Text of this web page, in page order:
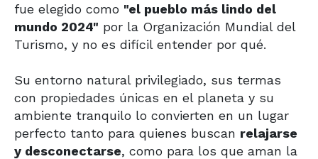
fue elegido como "el pueblo más lindo del
mundo 2024" por la Organización Mundial del
Turismo, y no es difícil entender por qué.
Su entorno natural privilegiado, sus termas
con propiedades únicas en el planeta y su
ambiente tranquilo lo convierten en un lugar
perfecto tanto para quienes buscan relajarse
y desconectarse, como para los que aman la